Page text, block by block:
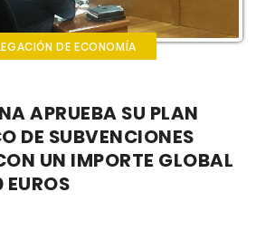
DE ECONOMÍA
APRUEBA SU PLAN
DE SUBVENCIONES
UN IMPORTE GLOBAL